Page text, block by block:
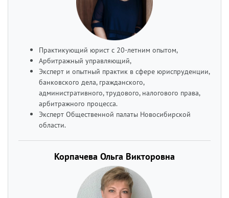
Практикующий юрист с 20-летним опытом,
Арбитражный управляющий,
Эксперт и опытный практик в сфере юриспруденции,
банковского дела, гражданского,
административного, трудового, налогового права,
арбитражного процесса.
Эксперт Общественной палаты Новосибирской
области.
Корпачева Ольга Викторовна